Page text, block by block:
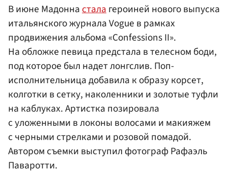
В июне Мадонна стала героиней нового выпуска
итальянского журнала Vogue в рамках
продвижения альбома «Confessions II».
На обложке певица предстала в телесном боди,
под которое был надет лонгслив. Поп-
исполнительница добавила к образу корсет,
колготки в сетку, наколенники и золотые туфли
на каблуках. Артистка позировала
с уложенными в локоны волосами и макияжем
с черными стрелками и розовой помадой.
Автором съемки выступил фотограф Рафаэль
Паваротти.